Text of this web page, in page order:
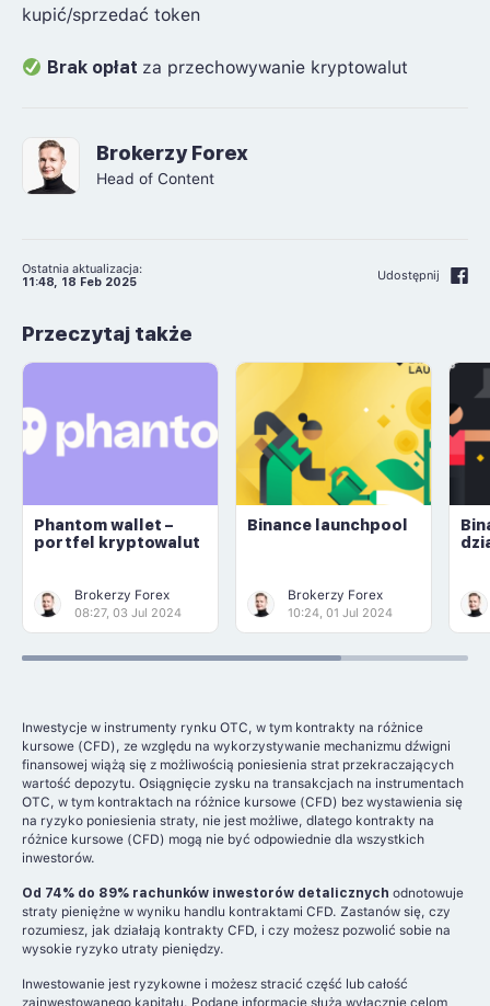
kupić/sprzedać token
Brak opłat za przechowywanie kryptowalut
Brokerzy Forex
Head of Content
Ostatnia aktualizacja:
11:48, 18 Feb 2025
Udostępnij
Przeczytaj także
Phantom wallet –
portfel kryptowalut
Brokerzy Forex
08:27, 03 Jul 2024
Binance launchpool
Brokerzy Forex
10:24, 01 Jul 2024
Inwestycje w instrumenty rynku OTC, w tym kontrakty na różnice
kursowe (CFD), ze względu na wykorzystywanie mechanizmu dźwigni
finansowej wiążą się z możliwością poniesienia strat przekraczających
wartość depozytu. Osiągnięcie zysku na transakcjach na instrumentach
OTC, w tym kontraktach na różnice kursowe (CFD) bez wystawienia się
na ryzyko poniesienia straty, nie jest możliwe, dlatego kontrakty na
różnice kursowe (CFD) mogą nie być odpowiednie dla wszystkich
inwestorów.
Od 74% do 89% rachunków inwestorów detalicznych odnotowuje
straty pieniężne w wyniku handlu kontraktami CFD. Zastanów się, czy
rozumiesz, jak działają kontrakty CFD, i czy możesz pozwolić sobie na
wysokie ryzyko utraty pieniędzy.
Inwestowanie jest ryzykowne i możesz stracić część lub całość